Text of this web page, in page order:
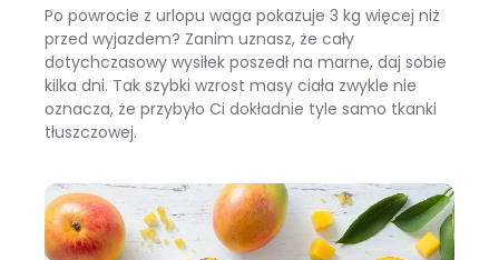
Po powrocie z urlopu waga pokazuje 3 kg więcej niż
przed wyjazdem? Zanim uznasz, że cały
dotychczasowy wysiłek poszedł na marne, daj sobie
kilka dni. Tak szybki wzrost masy ciała zwykle nie
oznacza, że przybyło Ci dokładnie tyle samo tkanki
tłuszczowej.